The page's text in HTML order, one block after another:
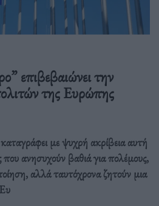
επιβεβαιώνει την
της Ευρώπης
με ψυχρή ακρίβεια αυτή
ανησυχούν βαθιά για πολέμους,
αλλά ταυτόχρονα ζητούν μια